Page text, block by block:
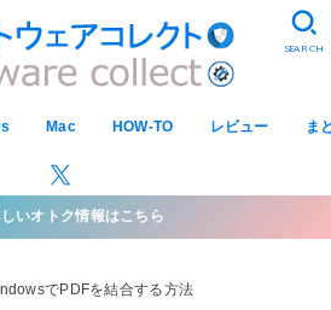
Mac HOW-TO レビュー ま
SEARCH
いオトク情報はこちら
でPDFを結合する方法